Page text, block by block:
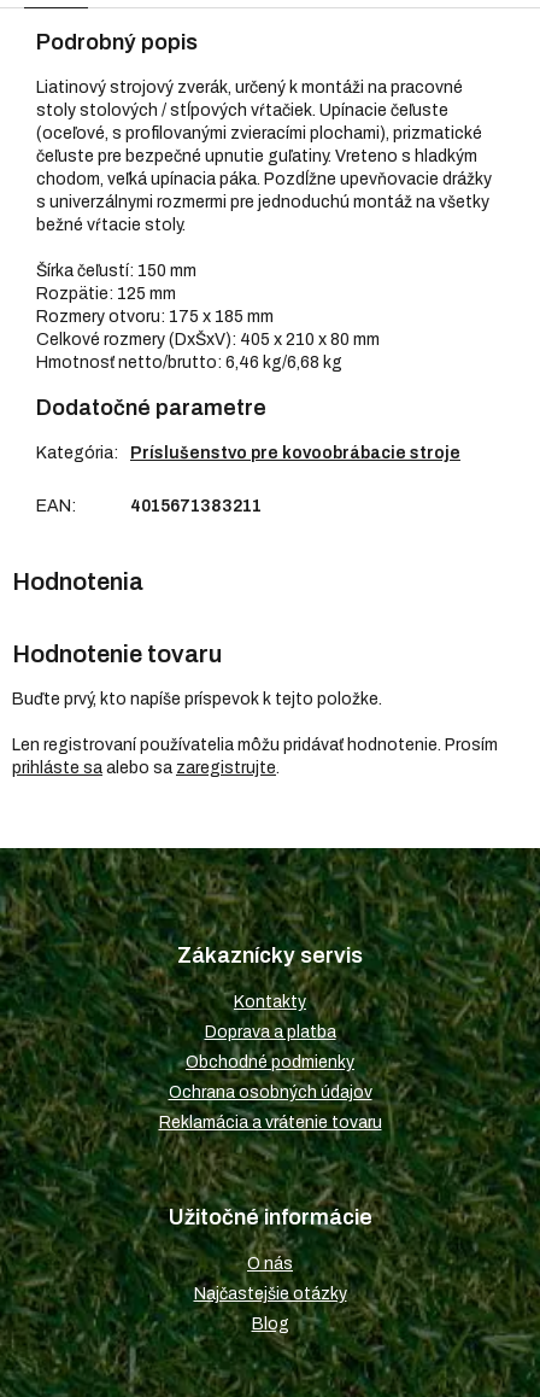
Podrobný popis
Liatinový strojový zverák, určený k montáži na pracovné
stoly stolových / stĺpových vŕtačiek. Upínacie čeľuste
(oceľové, s profilovanými zvieracími plochami), prizmatické
čeľuste pre bezpečné upnutie guľatiny. Vreteno s hladkým
chodom, veľká upínacia páka. Pozdĺžne upevňovacie drážky
s univerzálnymi rozmermi pre jednoduchú montáž na všetky
bežné vŕtacie stoly.
Šírka čeľustí: 150 mm
Rozpätie: 125 mm
Rozmery otvoru: 175 x 185 mm
Celkové rozmery (DxŠxV): 405 x 210 x 80 mm
Hmotnosť netto/brutto: 6,46 kg/6,68 kg
Dodatočné parametre
Kategória: Príslušenstvo pre kovoobrábacie stroje
EAN : 4015671383211
Hodnotenie tovaru
Buďte prvý, kto napíše príspevok k tejto položke.
Len registrovaní používatelia môžu pridávať hodnotenie. Prosím
prihláste sa alebo sa zaregistrujte
Z
á
p
ä
t
i
e
Zákaznícky servis
Kontakty
Doprava a platba
Obchodné podmienky
Ochrana osobných údajov
Reklamácia a vrátenie tovaru
Užitočné informácie
O nás
Najčastejšie otázky
Blog